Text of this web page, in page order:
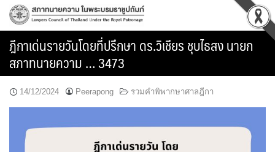
Skip
content
ฎีกาเด่นรายวันโดยที่ปรึกษา ดร.วิเชียร ชุบไธสง นายก
สภาทนายความ … 3473
14/12/2024 Peerapong รวมคำพิพากษาศาลฎีกา